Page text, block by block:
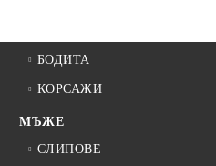
БОДИТА
КОРСАЖИ
МЪЖЕ
СЛИПОВЕ